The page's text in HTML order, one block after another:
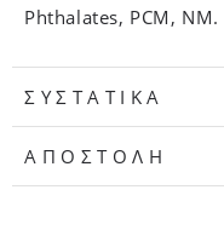
Phthalates, PCM, NM.
ΣΥΣΤΑΤΙΚΑ
ΑΠΟΣΤΟΛΗ